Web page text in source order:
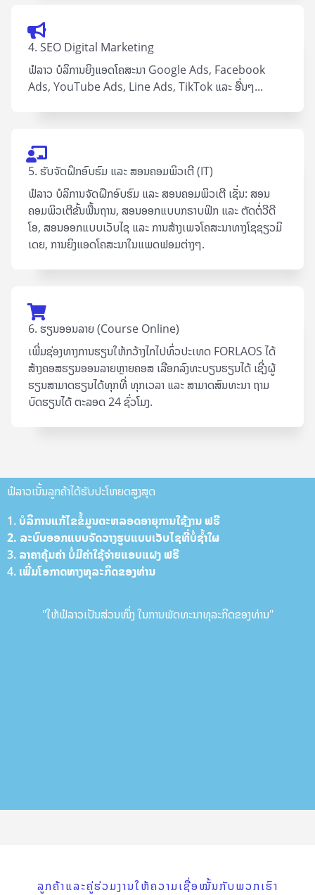
4. SEO Digital Marketing
ຟໍລາວ ບໍລິການຍິງແອດໂຄສະນາ Google Ad​s, Facebook
Ads, YouTube Ads, Line Ads, TikTok ແລະ ອື່ນໆ...
5. ຮັບຈັດຝຶກອົບຮົມ ແລະ ສອນຄອມພິວເຕີ (IT)
ຟໍລາວ ບໍລິການຈັດຝຶກອົບຮົມ ແລະ ສອນຄອມພິວເຕີ ເຊັ່ນ: ສອນ
ຄອມພິວເຕີຂັ້ນພື້ນຖານ, ສອນອອກແບບກຣາບຟິກ ແລະ ຕັດຕໍ່ວີດີ
ໂອ, ສອນອອກແບບເວັບໄຊ ແລະ ການສ້າງເພຈໂຄສະນາທາງໂຊຊຽວມິ
ເດຍ, ການຍິງແອດໂຄສະນາໃນແພດຟອມຕ່າງໆ.
6. ຮຽນອອນລາຍ (Course Online)
ເພີ່ມຊ່ອງທາງການຮຽນໃຫ້ກວ້າງໄກໄປທົ່ວປະເທດ FORLAOS ໄດ້
ສ້າງຄອສຮຽນອອນລາຍຫຼາຍຄອສ ເລືອກລົງທະບຽນຮຽນໄດ້ ເຊີ່ງຜູ້
ຮຽນສາມາດຮຽນໄດ້ທຸກທີ່ ທຸກເວລາ ແລະ ສາມາດສົນທະນາ ຖາມ
ບົດຮຽນໄດ້ ຕະລອດ 24 ຊົ່ວໂມງ.
ຟໍລາວເນັ້ນລູກຄ້າໄດ້ຮັບປະໂຫຍດສູງສຸດ
1. ບໍລິການ​ແກ້​ໄຂ​ຂໍ້​ມູນ​ຕະຫລອດ​ອາ​ຍຸການ​ໃຊ້​ງານ ຟ​ຣີ
2. ລະບົບ​ອອກ​ແບບ​ຈັດ​ວາງ​ຮູບ​ແບບ​ເວັບ​ໄຊທີ່​ບໍ່​ຊ້ຳ​ໃຜ
3. ລາ​ຄາ​ຄຸ້ມ​ຄ່າ ບໍ່​ມີ​ຄ່າ​ໃຊ້​ຈ່າຍ​ແອບ​ແຝງ ຟ​ຣີ
4. ເພີ່ມ​ໂອ​ກາດ​ທາງ​ທຸລະກິດຂອງທ່ານ
"ໃຫ້ຟໍລາວເປັນສ່ວນໜຶ່ງ ໃນການພັດທະນາທຸລະກິດຂອງທ່ານ"
ລູກຄ້າແລະຄູ່ຮ່ວມງານໃຫ້ຄວາມເຊື່ອໝັ້ນກັບພວກເຮົາ